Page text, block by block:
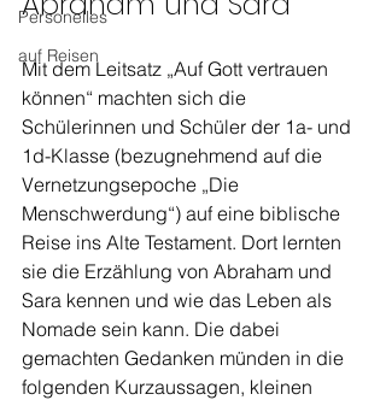
Personelles
auf Reisen
Mit dem Leitsatz „Auf Gott vertrauen
können“ machten sich die
Schülerinnen und Schüler der 1a- und
1d-Klasse (bezugnehmend auf die
Vernetzungsepoche „Die
Menschwerdung“) auf eine biblische
Reise ins Alte Testament. Dort lernten
sie die Erzählung von Abraham und
Sara kennen und wie das Leben als
Nomade sein kann. Die dabei
gemachten Gedanken münden in die
folgenden Kurzaussagen, kleinen